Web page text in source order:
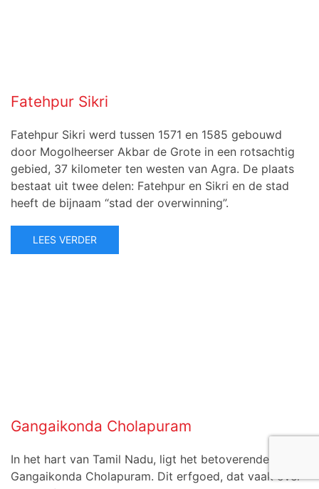
Fatehpur Sikri
Fatehpur Sikri werd tussen 1571 en 1585 gebouwd
door Mogolheerser Akbar de Grote in een rotsachtig
gebied, 37 kilometer ten westen van Agra. De plaats
bestaat uit twee delen: Fatehpur en Sikri en de stad
heeft de bijnaam “stad der overwinning”.
LEES VERDER
Gangaikonda Cholapuram
In het hart van Tamil Nadu, ligt het betoverende
Gangaikonda Cholapuram. Dit erfgoed, dat vaak over